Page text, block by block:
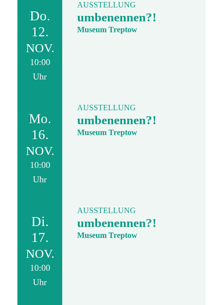
Do.
12.
NOV.
10:00
Uhr
AUSSTELLUNG
umbenennen?!
Museum Treptow
Mo.
16.
NOV.
10:00
Uhr
AUSSTELLUNG
umbenennen?!
Museum Treptow
Di.
17.
NOV.
10:00
Uhr
AUSSTELLUNG
umbenennen?!
Museum Treptow